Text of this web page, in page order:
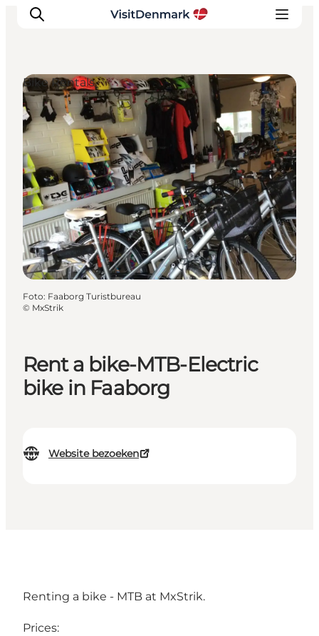
Inspiratie
Bestemmingen
Wat te doen
Accommodaties
Plan je reis
Rent a bike-MTB-Electric
bike in Faaborg
Website bezoeken
Bike Rentals
Foto: Faaborg Turistbureau
© MxStrik
Renting a bike - MTB at MxStrik.
Prices: